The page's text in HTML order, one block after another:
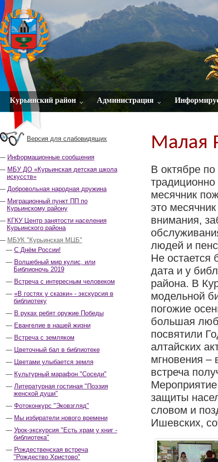
Курьинский район Администрация
Версия для слабовидящих
Информационные сообщения
МБУ ДО «Курьинская детская школа
искусств»
Добровольная народная дружина
Миграционный пункт ПП по
Курьинскому району
КГКУ Центр занятости населения
Курьинского района
МБУК "Курьинская МЦБ"
С Днём России!
Волшебный мир кулис, или
Библионочь 2019
Встреча с интересным человеком
«В гостях у сказки» - экскурсия в
библиотеку
В руках ребят оружие Победы
Евангелие в нашей жизни
Встреча с земляком
Цветочный бал в библиотеке
Цветами улыбается земля
Культурный марафон "Соседи"
Литературная гостиная "Поэзия
женской души"
Фотоконкурс "Эковзгляд"
Мы избиратели нового времени
Урок-экскурсия "Есть храм у книг -
библиотека"
Рождественская встреча
"Рождество Христово"
Малая
В октябре
традиционно
месячник
это
внимания,
людей и
Не остается
дата и у
района. В
модельной
погожие
большая
посвятили
алтайских
мгновения –
встреча
защиты
словом и
Ишевских,